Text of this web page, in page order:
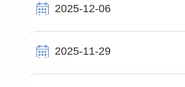
2025-12-06
2025-11-29